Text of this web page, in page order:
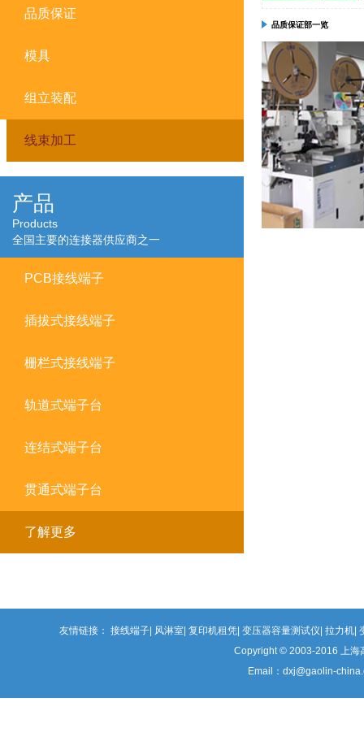
品质保证
模具
组立装配
线束加工
产品
Products
全国主要的连接器供应商之一
PCB接线端子
插拔式接线端子
栅栏式接线端子
轨道式端子台
连结式端子台
贯通式端子台
了解更多
品质保证部一览
友情链接： 接线端子 风淋室 复印机租凭 变压器容量测试仪 拉力机
Copyright © 2003-2016 上海
Email：dxj@gaolin-